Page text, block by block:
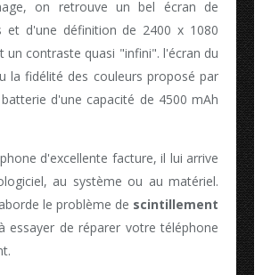
on retrouve un bel écran de
et d'une définition de 2400 x 1080
un contraste quasi "infini". l'écran du
la fidélité des couleurs proposé par
d'une capacité de 4500 mAh
d'excellente facture, il lui arrive
au système ou au matériel.
le problème de scintillement
essayer de réparer votre téléphone